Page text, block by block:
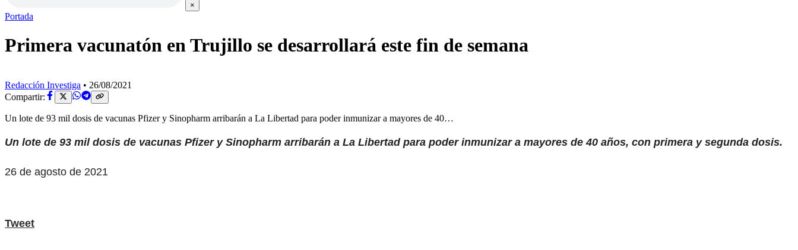
×
Portada
Primera vacunatón en Trujillo se desarrollará este fin de semana
Redacción Investiga • 26/08/2021
Compartir:
Un lote de 93 mil dosis de vacunas Pfizer y Sinopharm arribarán a La Libertad para poder inmunizar a mayores de 40…
Un lote de 93 mil dosis de vacunas Pfizer y Sinopharm arribarán a La Libertad para poder inmunizar a mayores de 40 años, con primera y segunda dosis.
26 de agosto de 2021
Tweet